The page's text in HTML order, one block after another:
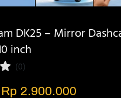
DK25 – Mirror
inch
(0)
Rp 2.900.000